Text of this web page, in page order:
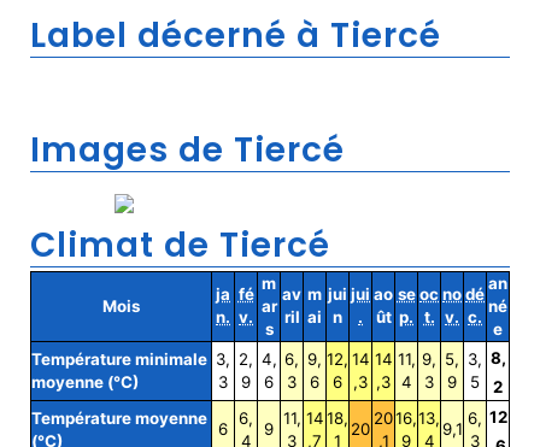
Label décerné à Tiercé
Images de Tiercé
Climat de Tiercé
Mois
ja
n.
fé
v.
m
ar
s
av
ril
m
ai
jui
n
jui
.
ao
ût
se
p.
oc
t.
no
v.
dé
c.
an
né
e
Température minimale
moyenne (°C)
3,
3
2,
9
4,
6
6,
3
9,
6
12,
6
14
,3
14
,3
11,
4
9,
3
5,
9
3,
5
8,
2
Température moyenne
(°C)
6
6,
4
9
11,
3
14
,7
18,
1
20
20
,1
16,
9
13,
4
9,1
6,
3
12